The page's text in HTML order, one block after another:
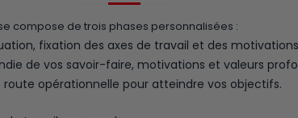
compose de trois phases personnalisées :
fixation des axes de travail et des
de vos savoir-faire, motivations et valeurs
route opérationnelle pour atteindre vos objectifs.